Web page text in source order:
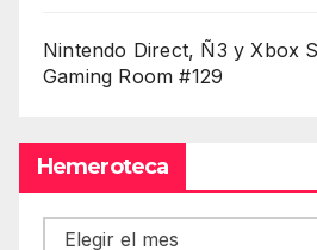
Nintendo Direct, Ñ3 y Xbox
Gaming Room #129
Hemeroteca
Hemeroteca